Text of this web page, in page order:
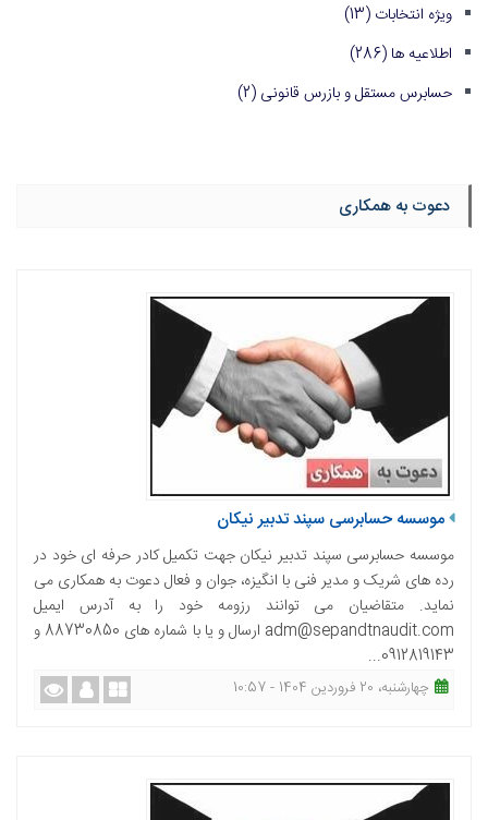
ویژه انتخابات (13)
اطلاعیه ها (286)
حسابرس مستقل و بازرس قانونی (2)
دعوت به همکاری
موسسه حسابرسی سپند تدبیر نیکان
موسسه حسابرسی سپند تدبیر نیکان جهت تکمیل کادر حرفه ای خود در
رده های شریک و مدیر فنی با انگیزه، جوان و فعال دعوت به همکاری می
نماید. متقاضیان می توانند رزومه خود را به آدرس ایمیل
adm@sepandtnaudit.com ارسال و یا با شماره های 88730850 و
0912819143...
چهارشنبه، 20 فروردین 1404 - 10:57